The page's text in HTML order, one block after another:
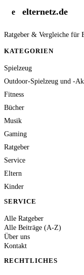
e elternetz.de
Ratgeber & Vergleiche für
KATEGORIEN
Spielzeug
Outdoor-Spielzeug und -
Fitness
Bücher
Musik
Gaming
Ratgeber
Service
Eltern
Kinder
SERVICE
Alle Ratgeber
Alle Beiträge (A-Z)
Über uns
Kontakt
RECHTLICHES